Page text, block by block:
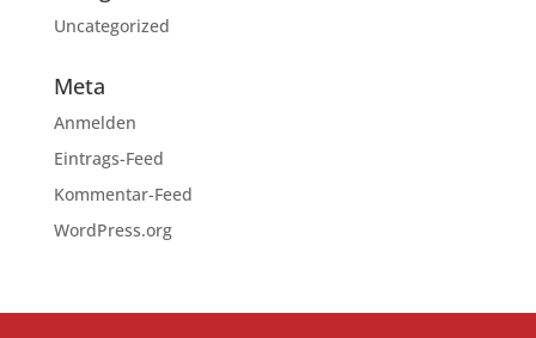
Uncategorized
Meta
Anmelden
Eintrags-Feed
Kommentar-Feed
WordPress.org